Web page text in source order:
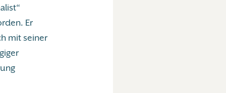
Er
mit seiner